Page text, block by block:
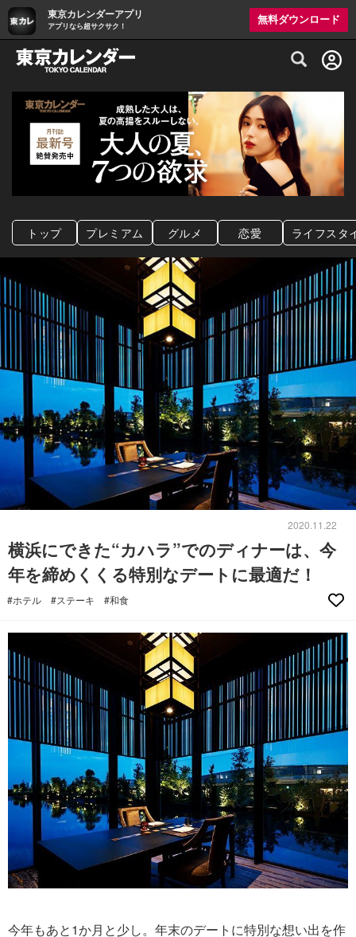
東京カレンダーアプリ
アプリなら超サクサク！
無料ダウンロード
グルメ情報・プレミアムレストラン予約
トップ プレミアム グルメ 恋愛 ライフスタ
2020.11.22
横浜にできた“カハラ”でのディナーは、今
年を締めくくる特別なデートに最適だ！
#ホテル #ステーキ #和食
今年もあと1か月と少し。年末のデートに特別な想い出を作